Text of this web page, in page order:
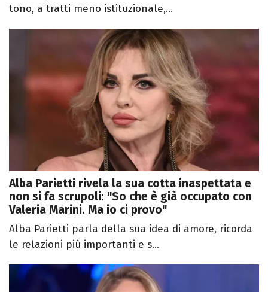
tono, a tratti meno istituzionale,...
Alba Parietti rivela la sua cotta inaspettata e
non si fa scrupoli: "So che è già occupato con
Valeria Marini. Ma io ci provo"
Alba Parietti parla della sua idea di amore, ricorda
le relazioni più importanti e s...